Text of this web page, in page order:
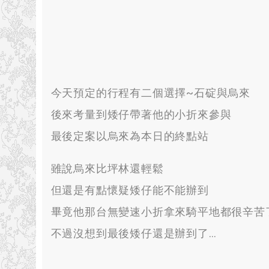
今天預定的行程有二個選擇~石碇與烏來
後來考量到矮仔帶著他的小折來參與
最後定案以烏來為本日的終點站
雖說烏來比坪林還輕鬆
但還是有點懷疑矮仔能不能辦到
畢竟他那台無變速小折拿來騎平地都很辛苦
不過沒想到最後矮仔還是辦到了 …